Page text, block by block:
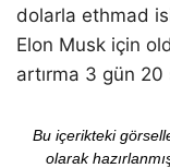
dolarla ethmad
Elon Musk için
artırma 3 gün
Bu içerikteki
olarak